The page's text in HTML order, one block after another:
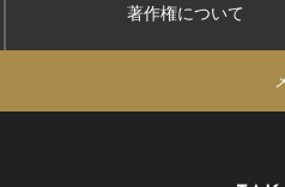
著作権について